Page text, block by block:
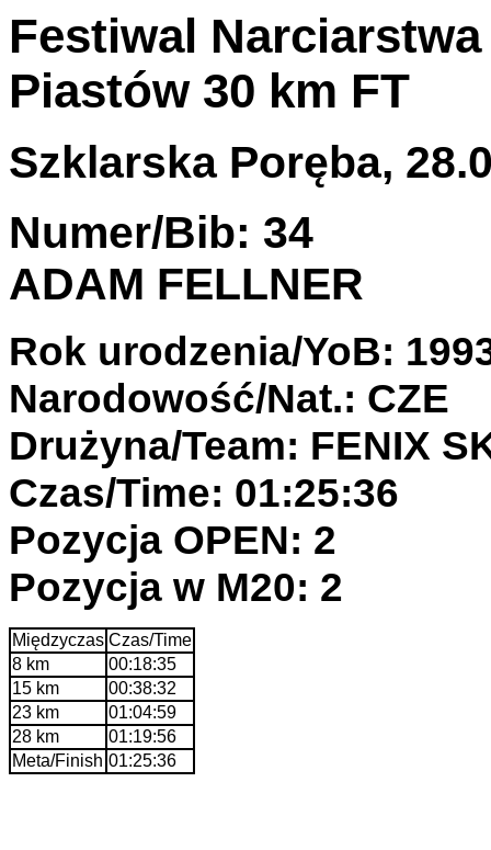
Festiwal
Piastów 30 km FT
Szklarska Poręba,
Numer/Bib: 34
ADAM FELLNER
Rok urodzenia/YoB:
Narodowość/Nat.: CZE
Drużyna/Team: FENIX
Czas/Time: 01:25:36
Pozycja OPEN: 2
Pozycja w M20: 2
Międzyczas Czas/Time
8 km
00:18:35
15 km
00:38:32
23 km
01:04:59
28 km
01:19:56
Meta/Finish 01:25:36